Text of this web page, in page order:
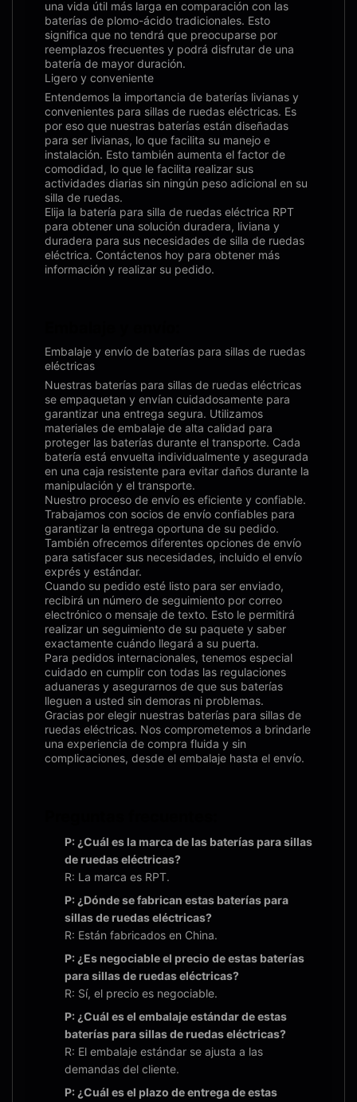
una vida útil más larga en comparación con las
baterías de plomo-ácido tradicionales. Esto
significa que no tendrá que preocuparse por
reemplazos frecuentes y podrá disfrutar de una
batería de mayor duración.
Ligero y conveniente
Entendemos la importancia de baterías livianas y
convenientes para sillas de ruedas eléctricas. Es
por eso que nuestras baterías están diseñadas
para ser livianas, lo que facilita su manejo e
instalación. Esto también aumenta el factor de
comodidad, lo que le facilita realizar sus
actividades diarias sin ningún peso adicional en su
silla de ruedas.
Elija la batería para silla de ruedas eléctrica RPT
para obtener una solución duradera, liviana y
duradera para sus necesidades de silla de ruedas
eléctrica. Contáctenos hoy para obtener más
información y realizar su pedido.
Embalaje y envío de baterías para sillas de ruedas
eléctricas
Nuestras baterías para sillas de ruedas eléctricas
se empaquetan y envían cuidadosamente para
garantizar una entrega segura. Utilizamos
materiales de embalaje de alta calidad para
proteger las baterías durante el transporte. Cada
batería está envuelta individualmente y asegurada
en una caja resistente para evitar daños durante la
manipulación y el transporte.
Nuestro proceso de envío es eficiente y confiable.
Trabajamos con socios de envío confiables para
garantizar la entrega oportuna de su pedido.
También ofrecemos diferentes opciones de envío
para satisfacer sus necesidades, incluido el envío
exprés y estándar.
Cuando su pedido esté listo para ser enviado,
recibirá un número de seguimiento por correo
electrónico o mensaje de texto. Esto le permitirá
realizar un seguimiento de su paquete y saber
exactamente cuándo llegará a su puerta.
Para pedidos internacionales, tenemos especial
cuidado en cumplir con todas las regulaciones
aduaneras y asegurarnos de que sus baterías
lleguen a usted sin demoras ni problemas.
Gracias por elegir nuestras baterías para sillas de
ruedas eléctricas. Nos comprometemos a brindarle
una experiencia de compra fluida y sin
complicaciones, desde el embalaje hasta el envío.
P: ¿Cuál es la marca de las baterías para sillas
de ruedas eléctricas?
R: La marca es RPT.
P: ¿Dónde se fabrican estas baterías para
sillas de ruedas eléctricas?
R: Están fabricados en China.
P: ¿Es negociable el precio de estas baterías
para sillas de ruedas eléctricas?
R: Sí, el precio es negociable.
P: ¿Cuál es el embalaje estándar de estas
baterías para sillas de ruedas eléctricas?
R: El embalaje estándar se ajusta a las
demandas del cliente.
P: ¿Cuál es el plazo de entrega de estas